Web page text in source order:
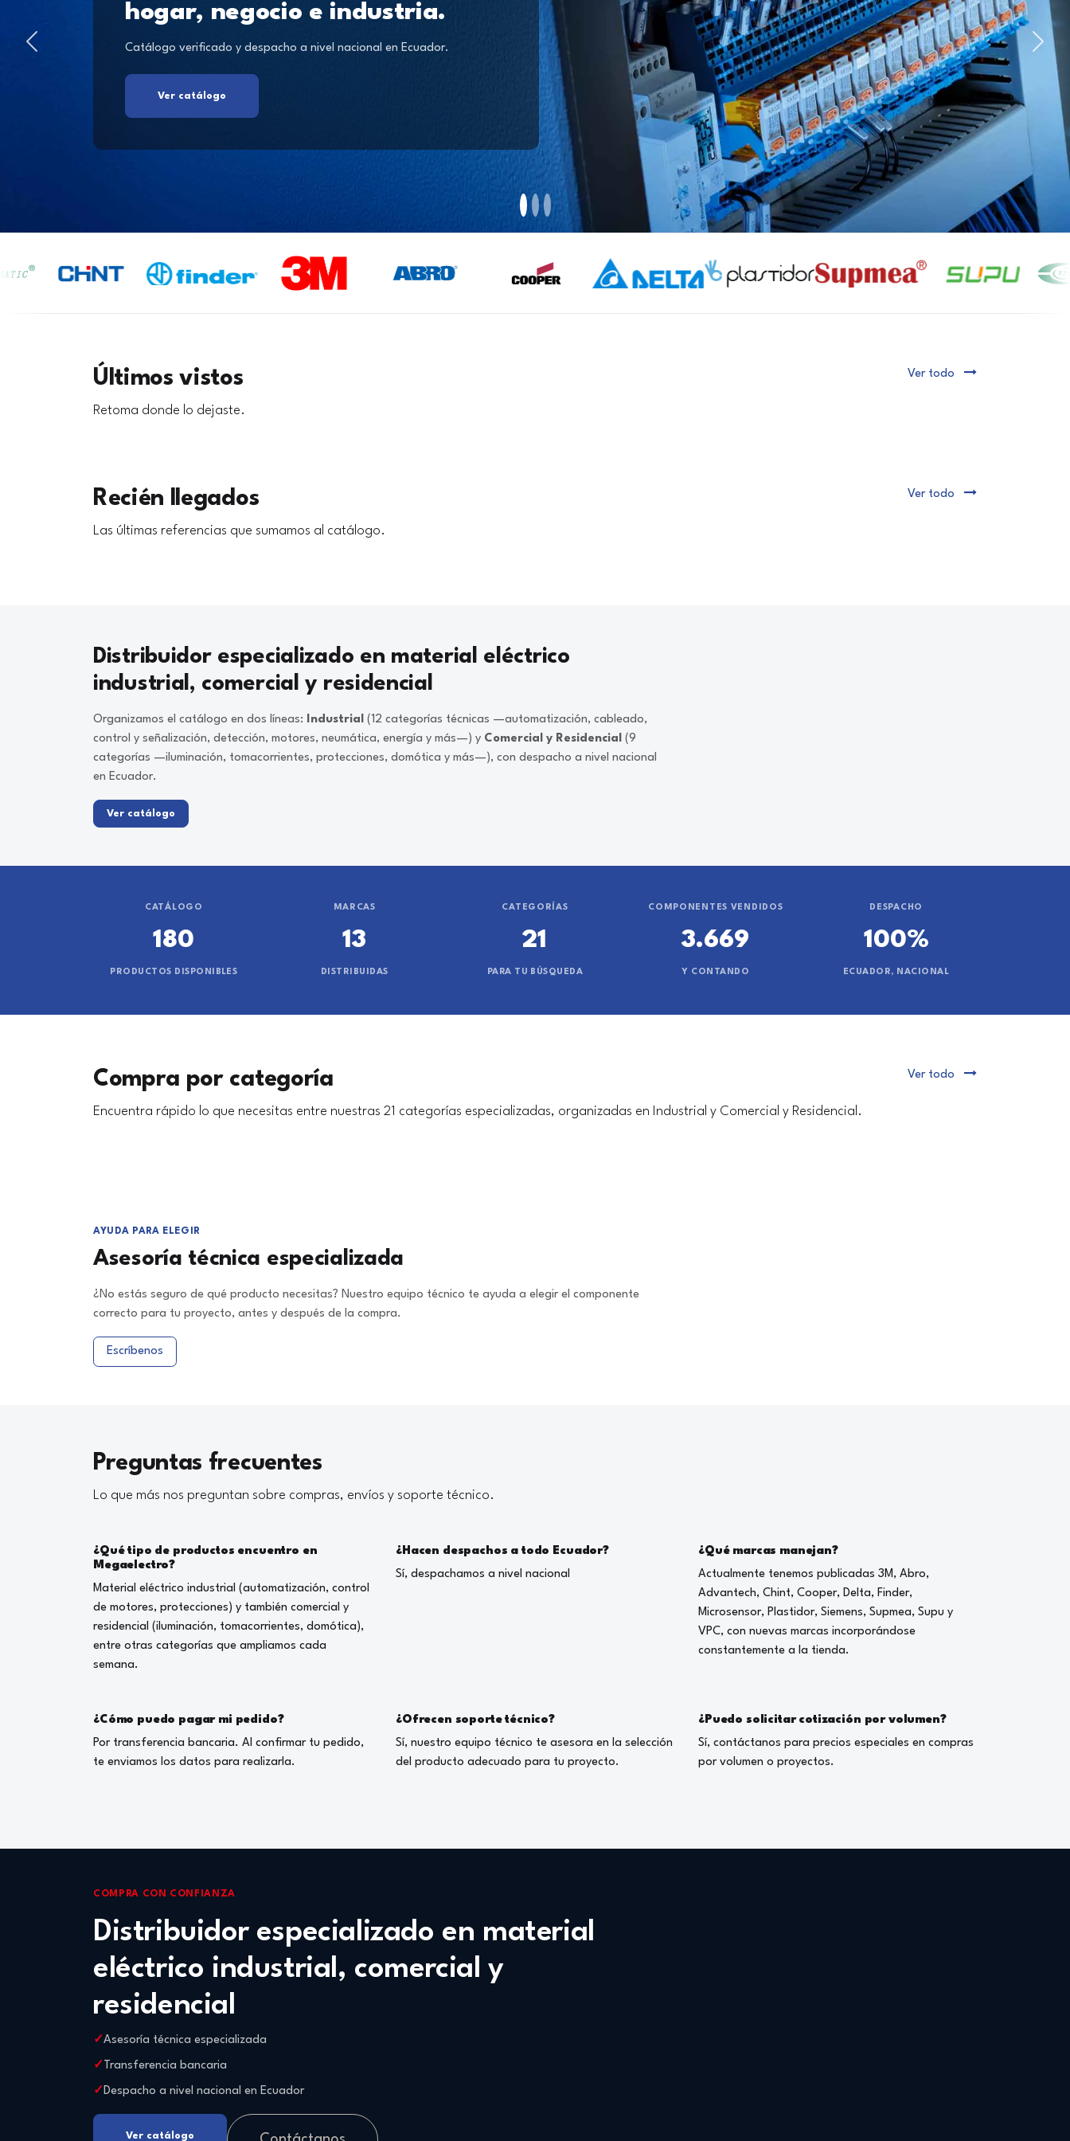
hogar, negocio e industria.
Catálogo verificado y despacho a nivel nacional en Ecuador.
Ver catálogo
Últimos vistos
Retoma donde lo dejaste.
Ver todo
Recién llegados
Las últimas referencias que sumamos al catálogo.
Ver todo
Distribuidor especializado en material eléctrico
industrial, comercial y residencial
Organizamos el catálogo en dos líneas: Industrial (12 categorías técnicas —automatización, cableado,
control y señalización, detección, motores, neumática, energía y más—) y Comercial y Residencial (9
categorías —iluminación, tomacorrientes, protecciones, domótica y más—), con despacho a nivel nacional
en Ecuador.
Ver catálogo
CATÁLOGO
180
PRODUCTOS DISPONIBLES
MARCAS
13
DISTRIBUIDAS
CATEGORÍAS
21
PARA TU BÚSQUEDA
COMPONENTES VENDIDOS
3.669
Y CONTANDO
DESPACHO
100%
ECUADOR, NACIONAL
Compra por categoría
Encuentra rápido lo que necesitas entre nuestras 21 categorías especializadas, organizadas en Industrial y Comercial y Residencial.
Ver todo
AYUDA PARA ELEGIR
Asesoría técnica especializada
¿No estás seguro de qué producto necesitas? Nuestro equipo técnico te ayuda a elegir el componente
correcto para tu proyecto, antes y después de la compra.
Escríbenos
Preguntas frecuentes
Lo que más nos preguntan sobre compras, envíos y soporte técnico.
¿Qué tipo de productos encuentro en
Megaelectro?
Material eléctrico industrial (automatización, control
de motores, protecciones) y también comercial y
residencial (iluminación, tomacorrientes, domótica),
entre otras categorías que ampliamos cada
semana.
¿Hacen despachos a todo Ecuador?
Sí, despachamos a nivel nacional
¿Qué marcas manejan?
Actualmente tenemos publicadas 3M, Abro,
Advantech, Chint, Cooper, Delta, Finder,
Microsensor, Plastidor, Siemens, Supmea, Supu y
VPC, con nuevas marcas incorporándose
constantemente a la tienda.
¿Cómo puedo pagar mi pedido?
Por transferencia bancaria. Al confirmar tu pedido,
te enviamos los datos para realizarla.
¿Ofrecen soporte técnico?
Sí, nuestro equipo técnico te asesora en la selección
del producto adecuado para tu proyecto.
¿Puedo solicitar cotización por volumen?
Sí, contáctanos para precios especiales en compras
por volumen o proyectos.
COMPRA CON CONFIANZA
Distribuidor especializado en material
eléctrico industrial, comercial y
residencial
Asesoría técnica especializada
Transferencia bancaria
Despacho a nivel nacional en Ecuador
Ver catálogo